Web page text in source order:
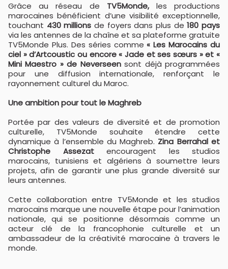
Grâce au réseau de TV5Monde,les productions
marocaines bénéficient d’une visibilité exceptionnelle,
touchant 430 millions de foyers dans plus de180 pays
via les antennes de la chaîne et sa plateforme gratuite
TV5Monde Plus. Des séries comme« Les Marocains du
ciel » d’Artcoustic ou encore « Jade et ses sœurs » et «
Mini Maestro » de Neverseensont déjà programmées
pour une diffusion internationale, renforçant le
rayonnement culturel du Maroc.
Une ambition pour tout le Maghreb
Portée par des valeurs de diversité et de promotion
culturelle, TV5Monde souhaite étendre cette
dynamique à l’ensemble du Maghreb. Zina Berrahal et
Christophe Assezatencouragent les studios
marocains, tunisiens et algériens à soumettre leurs
projets, afin de garantir une plus grande diversité sur
leurs antennes.
Cette collaboration entre TV5Monde et les studios
marocains marque une nouvelle étape pour l’animation
nationale, qui se positionne désormais comme un
acteur clé de la francophonie culturelle et un
ambassadeur de la créativité marocaine à travers le
monde.